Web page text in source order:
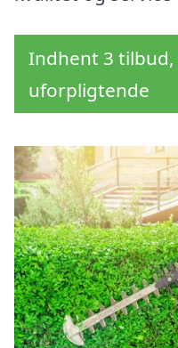
Indhent 3
uforpligtende